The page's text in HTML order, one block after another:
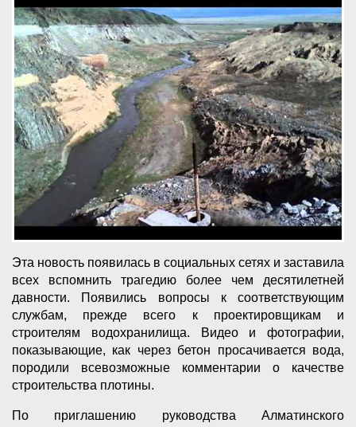
Эта новость появилась в социальных сетях и заставила
всех вспомнить трагедию более чем десятилетней
давности. Появились вопросы к соответствующим
службам, прежде всего к проектировщикам и
строителям водохранилища. Видео и фотографии,
показывающие, как через бетон просачивается вода,
породили всевозможные комментарии о качестве
строительства плотины.
По приглашению руководства Алматинского